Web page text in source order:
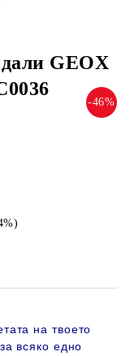
GEOX
-46%
на твоето
всяко едно